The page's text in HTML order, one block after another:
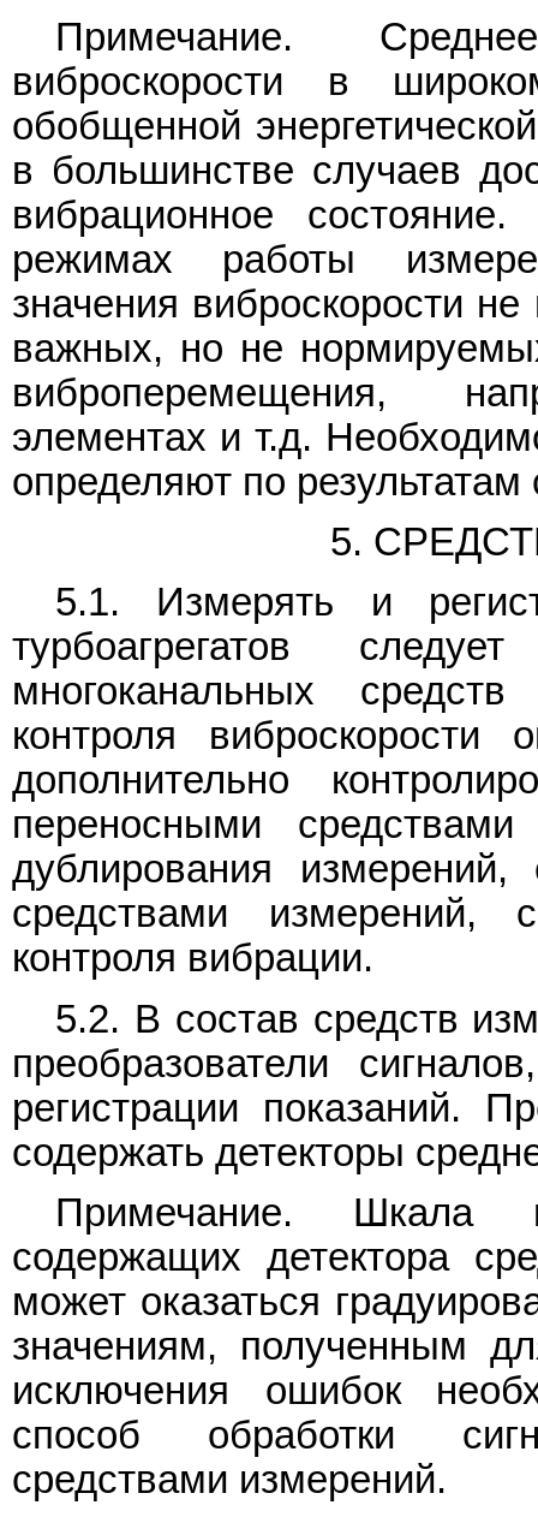
Примечание.
виброскорости в
обобщенной
в большинстве случаев
вибрационное
режимах работы
значения виброскорости
важных, но не
виброперемещения,
элементах и т.д.
определяют по
5.
5.1. Измерять и
турбоагрегатов
многоканальных
контроля виброскорости
дополнительно
переносными
дублирования
средствами измерений,
контроля вибрации.
5.2. В состав средств
преобразователи
регистрации показаний.
содержать детекторы
Примечание. Шкала
содержащих детектора
может оказаться
значениям, полученным
исключения ошибок
способ обработки
средствами измерений.